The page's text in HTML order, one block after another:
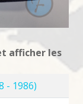
afficher les
- 1986)